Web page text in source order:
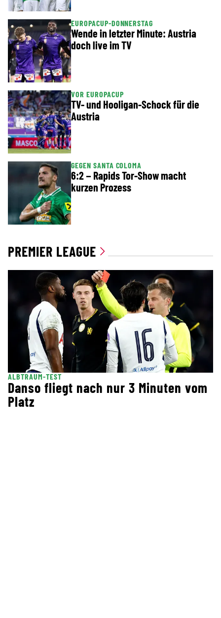
EUROPACUP-DONNERSTAG
Wende in letzter Minute: Austria
doch live im TV
VOR EUROPACUP
TV- und Hooligan-Schock für die
Austria
GEGEN SANTA COLOMA
6:2 – Rapids Tor-Show macht
kurzen Prozess
PREMIER LEAGUE
ALBTRAUM-TEST
Danso fliegt nach nur 3 Minuten vom
Platz